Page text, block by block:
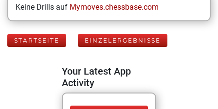
Keine Drills auf Mymoves.chessbase.com
STARTSEITE EINZELERGEBNISSE
Your Latest App
Activity